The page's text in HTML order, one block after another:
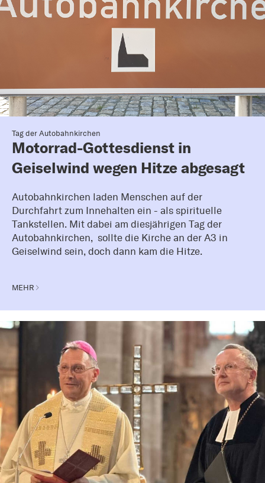
Tag der Autobahnkirchen
Motorrad-Gottesdienst in
Geiselwind wegen Hitze abgesagt
Autobahnkirchen laden Menschen auf der
Durchfahrt zum Innehalten ein - als spirituelle
Tankstellen. Mit dabei am diesjährigen Tag der
Autobahnkirchen, sollte die Kirche an der A3 in
Geiselwind sein, doch dann kam die Hitze.
MEHR